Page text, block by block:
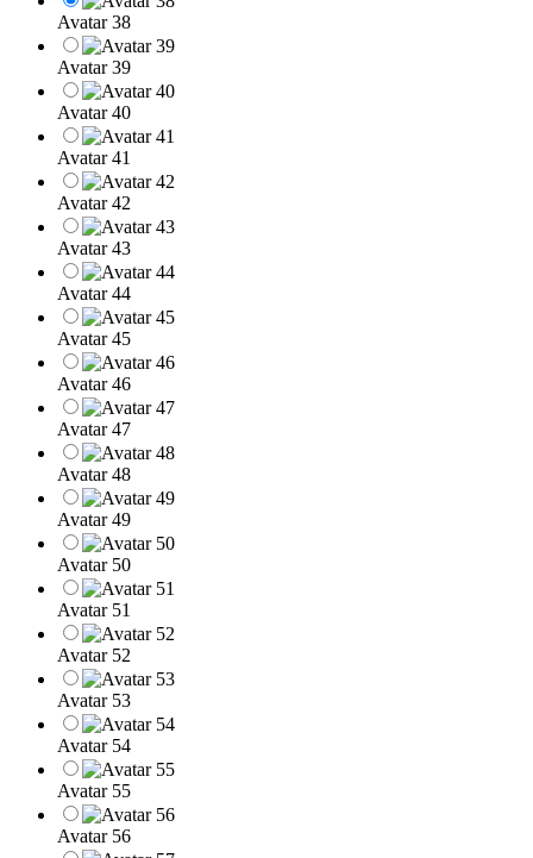
Avatar 38
Avatar 39
Avatar 40
Avatar 41
Avatar 42
Avatar 43
Avatar 44
Avatar 45
Avatar 46
Avatar 47
Avatar 48
Avatar 49
Avatar 50
Avatar 51
Avatar 52
Avatar 53
Avatar 54
Avatar 55
Avatar 56